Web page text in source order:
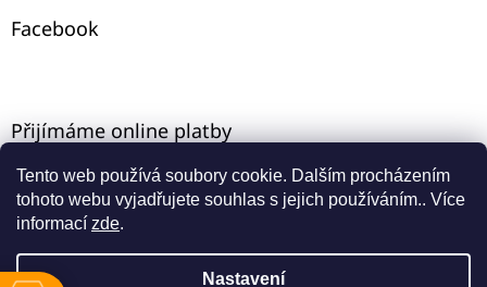
Tento web používá soubory cookie. Dalším procházením
tohoto webu vyjadřujete souhlas s jejich používáním.. Více
informací zde.
Nastavení
Facebook
Přijímáme online platby
Vytvořil Shoptet